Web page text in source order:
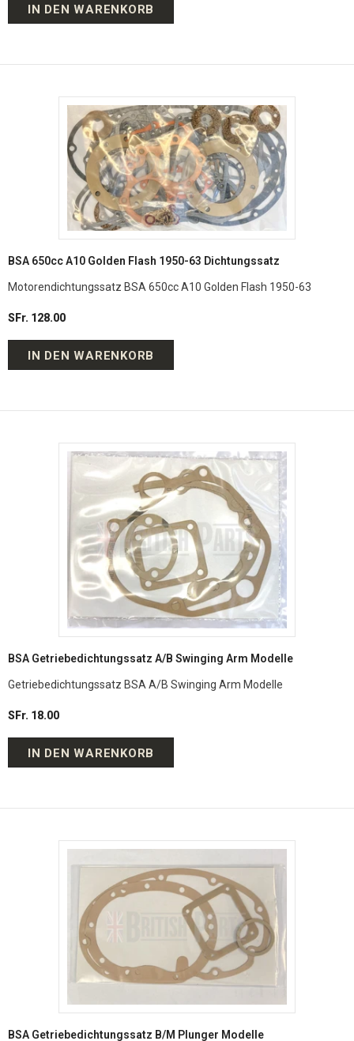
IN DEN WARENKORB
BSA 650cc A10 Golden Flash 1950-63 Dichtungssatz
Motorendichtungssatz BSA 650cc A10 Golden Flash 1950-63
SFr. 128.00
IN DEN WARENKORB
BSA Getriebedichtungssatz A/B Swinging Arm Modelle
Getriebedichtungssatz BSA A/B Swinging Arm Modelle
SFr. 18.00
IN DEN WARENKORB
BSA Getriebedichtungssatz B/M Plunger Modelle